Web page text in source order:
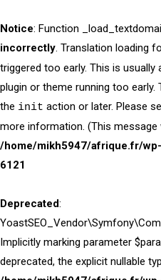
Notice: Function
incorrectly. Translation loading
triggered too early. This is
plugin or theme running too
the init action or later. Please
more information. (This message
/home/mikh5947/afrique.fr/
6121
Deprecated:
Implicitly marking parameter
deprecated, the explicit nullable